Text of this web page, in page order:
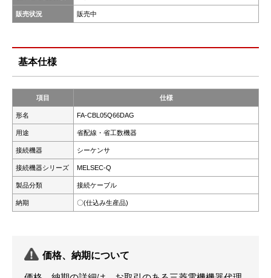
販売状況 販売中
基本仕様
項目 仕様
形名 FA-CBL05Q66DAG
用途 省配線・省工数機器
接続機器 シーケンサ
接続機器シリーズ MELSEC-Q
製品分類 接続ケーブル
納期 〇(仕込み生産品)
価格、納期について